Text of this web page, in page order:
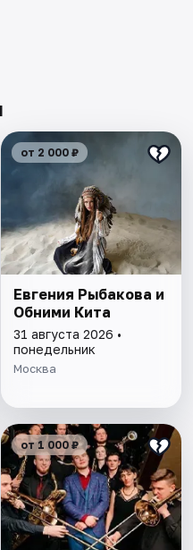
от 2 000 ₽
Евгения Рыбакова и
Обними Кита
31 августа 2026 •
понедельник
Москва
от 1 000 ₽